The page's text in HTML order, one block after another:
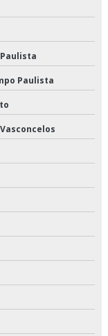
Paulista